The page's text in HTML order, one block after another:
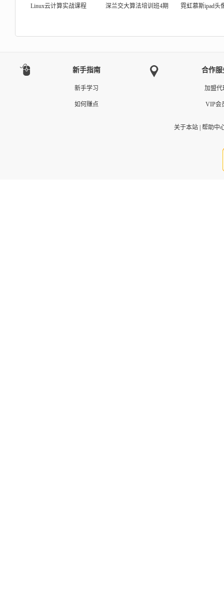
Linux云计算实战课程 深兰交大算法培训班4期 霓虹慕斯ipad头
新手指南
新手学习
如何赚点
合作服
加盟代
VIP会
关于本站| 帮助中